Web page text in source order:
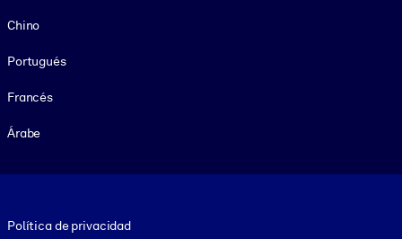
Chino
Portugués
Francés
Árabe
Política de privacidad